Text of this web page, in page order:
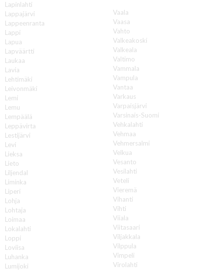
Lapinlahti
Lappajärvi
Lappeenranta
Lappi
Lapua
Lapväärtti
Laukaa
Lavia
Lehtimäki
Leivonmäki
Lemi
Lemu
Lempäälä
Leppävirta
Lestijärvi
Levi
Lieksa
Lieto
Liljendal
Liminka
Liperi
Lohja
Lohtaja
Loimaa
Lokalahti
Loppi
Loviisa
Luhanka
Lumijoki
Vaala
Vaasa
Vahto
Valkeakoski
Valkeala
Valtimo
Vammala
Vampula
Vantaa
Varkaus
Varpaisjärvi
Varsinais-Suomi
Vehkalahti
Vehmaa
Vehmersalmi
Velkua
Vesanto
Vesilahti
Veteli
Vieremä
Vihanti
Vihti
Viiala
Viitasaari
Viljakkala
Vilppula
Vimpeli
Virolahti